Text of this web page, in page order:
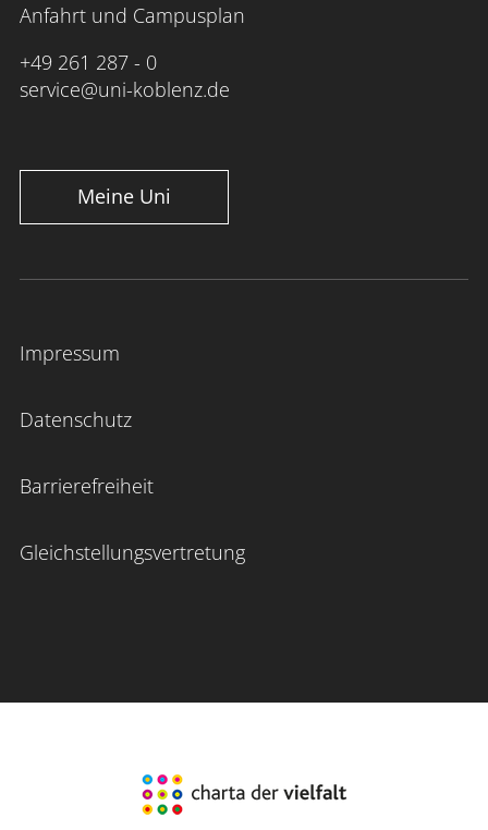
Anfahrt und Campusplan
+49 261 287 - 0
service@uni-koblenz.de
Meine Uni
Impressum
Datenschutz
Barrierefreiheit
Gleichstellungsvertretung